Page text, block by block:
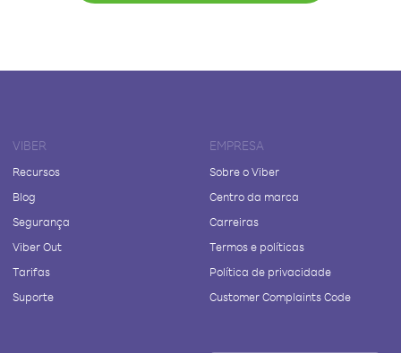
VIBER
Recursos
Blog
Segurança
Viber Out
Tarifas
Suporte
EMPRESA
Sobre o Viber
Centro da marca
Carreiras
Termos e políticas
Política de privacidade
Customer Complaints Code